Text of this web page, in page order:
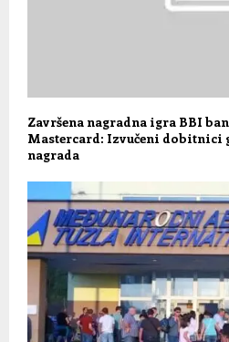
Završena nagradna igra BBI
Mastercard: Izvučeni dobitnici
nagrada